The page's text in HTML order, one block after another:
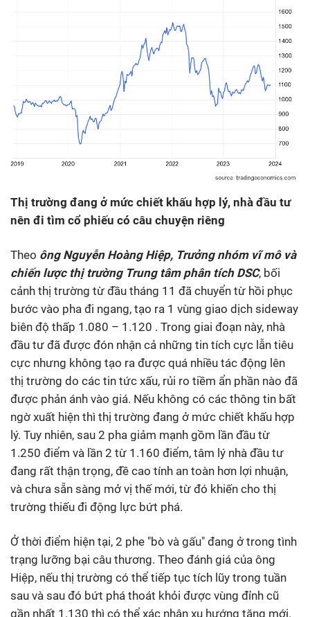
Thị trường đang ở mức chiết khấu hợp lý, nhà đầu tư
nên đi tìm cổ phiếu có câu chuyện riêng
Theo ông Nguyễn Hoàng Hiệp, Trưởng nhóm vĩ mô và
chiến lược thị trường Trung tâm phân tích DSC, bối
cảnh thị trường từ đầu tháng 11 đã chuyển từ hồi phục
bước vào pha đi ngang, tạo ra 1 vùng giao dịch sideway
biên độ thấp 1.080 – 1.120 . Trong giai đoạn này, nhà
đầu tư đã được đón nhận cả những tin tích cực lẫn tiêu
cực nhưng không tạo ra được quá nhiều tác động lên
thị trường do các tin tức xấu, rủi ro tiềm ẩn phần nào đã
được phản ánh vào giá. Nếu không có các thông tin bất
ngờ xuất hiện thì thị trường đang ở mức chiết khấu hợp
lý. Tuy nhiên, sau 2 pha giảm mạnh gồm lần đầu từ
1.250 điểm và lần 2 từ 1.160 điểm, tâm lý nhà đầu tư
đang rất thận trọng, đề cao tính an toàn hơn lợi nhuận,
và chưa sẵn sàng mở vị thế mới, từ đó khiến cho thị
trường thiếu đi động lực bứt phá.
Ở thời điểm hiện tại, 2 phe "bò và gấu" đang ở trong tình
trạng lưỡng bại câu thương. Theo đánh giá của ông
Hiệp, nếu thị trường có thể tiếp tục tích lũy trong tuần
sau và sau đó bứt phá thoát khỏi được vùng đỉnh cũ
gần nhất 1.130 thì có thể xác nhận xu hướng tăng mới.